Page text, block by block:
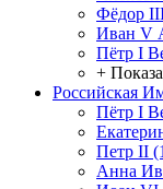
Фёдор
Иван V
Пётр I
+
Российская
Пётр I
Петр II
Анна